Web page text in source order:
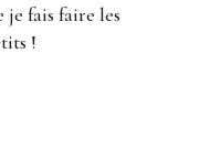
fais faire les
!